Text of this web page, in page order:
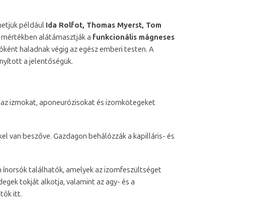
például Ida Rolfot, Thomas Myerst, Tom
alátámasztják a funkcionális mágneses
haladnak végig az egész emberi testen. A
a jelentőségük.
izmokat, aponeurózisokat és izomkötegeket
van beszőve. Gazdagon behálózzák a kapilláris- és
ínorsók találhatók, amelyek az izomfeszültséget
tokját alkotja, valamint az agy- és a
itt.